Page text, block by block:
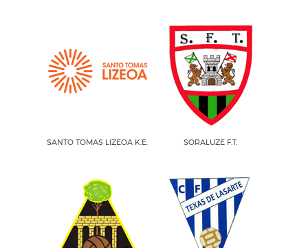
SANTO TOMAS LIZEOA K.E. SORALUZE F.T.